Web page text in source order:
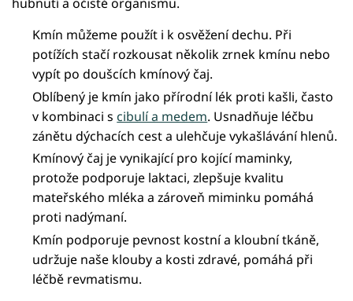
Kmín můžeme použít i k osvěžení dechu. Při
potížích stačí rozkousat několik zrnek kmínu nebo
vypít po doušcích kmínový čaj.
Oblíbený je kmín jako přírodní lék proti kašli, často
v kombinaci s cibulí a medem. Usnadňuje léčbu
zánětu dýchacích cest a ulehčuje vykašlávání hlenů.
Kmínový čaj je vynikající pro kojící maminky,
protože podporuje laktaci, zlepšuje kvalitu
mateřského mléka a zároveň miminku pomáhá
proti nadýmaní.
Kmín podporuje pevnost kostní a kloubní tkáně,
udržuje naše klouby a kosti zdravé, pomáhá při
léčbě revmatismu.